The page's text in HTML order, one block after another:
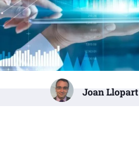
Joan Llopart